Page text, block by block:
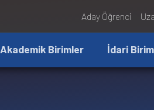
Aday Öğrenci
Akademik Birimler İdari